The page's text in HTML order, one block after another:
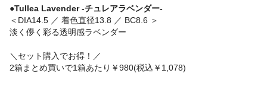
●Tullea Lavender -チュレアラベンダー-
＜DIA14.5 ／ 着色直径13.8 ／ BC8.6 ＞
淡く儚く彩る透明感ラベンダー
＼セット購入でお得！／
2箱まとめ買いで1箱あたり￥980(税込￥1,078)